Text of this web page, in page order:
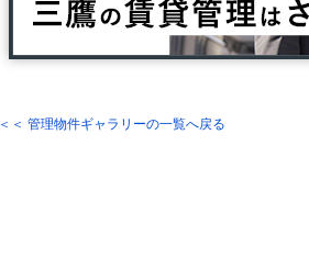
＜＜ 管理物件ギャラリーの一覧へ戻る